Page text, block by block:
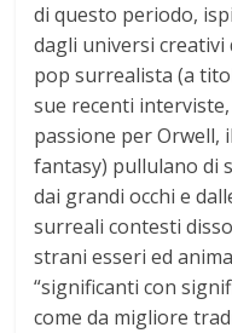
di questo periodo,
dagli universi
pop surrealista (a
sue recenti
passione per Orwell,
fantasy) pullulano di
dai grandi occhi e
surreali contesti
strani esseri ed
“significanti con
come da migliore